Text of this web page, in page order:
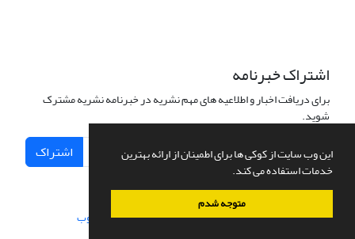
این وب سایت از کوکی ها برای اطمینان از ارائه بهترین
خدمات استفاده می کند.
متوجه شدم
اشتراک خبرنامه
برای دریافت اخبار و اطلاعیه های مهم نشریه در خبرنامه نشریه مشترک
شوید.
اشتراک
سامانه مدیریت نشریات علمی.طراحی و پیاده سازی از سیناوب